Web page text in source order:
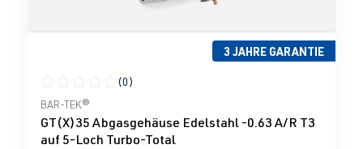
3 JAHRE GARANTIE
Durchschnittliche Bewertung von 0 von 5 Sternen
(0)
BAR-TEK®
GT(X)35 Abgasgehäuse Edelstahl -0.63 A/R T3
auf 5-Loch Turbo-Total